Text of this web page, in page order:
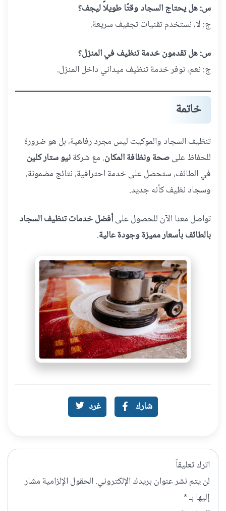
س: هل يحتاج السجاد وقتًا طويلاً ليجف؟
ج: لا، نستخدم تقنيات تجفيف سريعة.
س: هل تقدمون خدمة تنظيف في المنزل؟
ج: نعم، نوفر خدمة تنظيف ميداني داخل المنزل.
خاتمة
تنظيف السجاد والموكيت ليس مجرد رفاهية، بل هو ضرورة
للحفاظ علىصحة ونظافة المكان. مع شركةنيو ستار كلين
في الطائف، ستحصل على خدمة احترافية، نتائج مضمونة،
وسجاد نظيف كأنه جديد.
تواصل معنا الآن للحصول علىأفضل خدمات تنظيف السجاد
بالطائف بأسعار مميزة وجودة عالية.
شارك غرد
اترك تعليقاً
لن يتم نشر عنوان بريدك الإلكتروني.الحقول الإلزامية مشار
إليها بـ*